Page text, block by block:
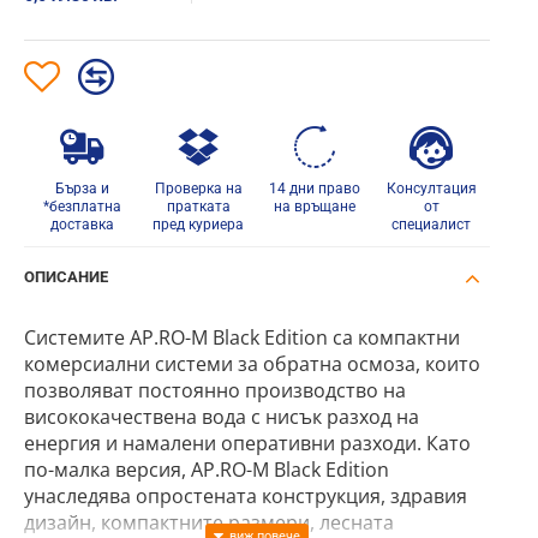
Бърза и
*безплатна
доставка
Проверка на
пратката
пред куриера
14 дни право
на връщане
Консултация
от
специалист
ОПИСАНИЕ
Системите AP.RO-M Black Edition са компактни
комерсиални системи за обратна осмоза, които
позволяват постоянно производство на
висококачествена вода с нисък разход на
енергия и намалени оперативни разходи. Като
по-малка версия, AP.RO-M Black Edition
унаследява опростената конструкция, здравия
дизайн, компактните размери, лесната